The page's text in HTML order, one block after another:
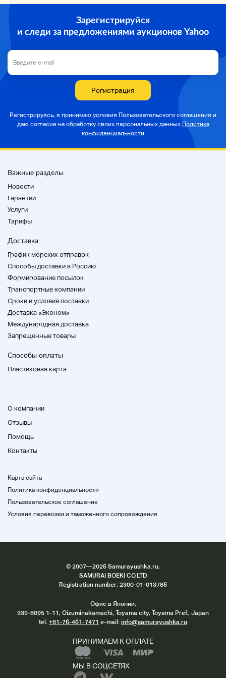
(Это продукт, который имеет чувство использования
из-за нормального использования и некоторые
царапины и грязь получаются)
хорошо, например, 角 и грязь.
C Этот продукт имеет чувство использования,
царапины, грязь, обесцвечивание и т. Д.
D Это продукт, который получен из царапин и грязи.
* Все объекты показаны на изображении.
Мы не эксперты, поэтому у нас нет подробных
* Повреждение здесь - порок, пятно, цвет, растяжка,
отличного представления.
Некоторые из используемых продуктов не могут быть
Все аксессуары показаны на изображении.
поводу нашей продукции, пожалуйста, свяжитесь с
нами.
Пожалуйста, используйте no-show или no-return.
*.ー дерево не включено.
отдельно. Пожалуйста, спрашивайте перед началом
пожалуйста, сделайте платеж в течение 3 дней с
Зарегистрируйся
и следи за предложениями аукционов Yahoo
Регистрация
Регистрируясь, я принимаю условия Пользовательского соглашения и
даю согласие на обработку своих персональных данных Политика
конфиденциальности
Важные разделы
Новости
Гарантии
Услуги
Тарифы
Доставка
График морских отправок
Способы доставки в Россию
Формирование посылок
Транспортные компании
Cроки и условия поставки
Доставка «Эконом»
Международная доставка
Запрещенные товары
Способы оплаты
Пластиковая карта
О компании
Отзывы
Помощь
Контакты
Карта сайта
Политика конфиденциальности
Пользовательское соглашение
Условия перевозки и таможенного сопровождения
© 2007—2026 Samurayushka.ru,
SAMURAI BOEKI CO.LTD
Registration number: 2300-01-013786
Офис в Японии:
939-8095 1-11, Oizuminakamachi, Toyama city, Toyama Pref., Japan
tel. +81-76-461-7471 e-mail: info@samurayushka.ru
ПРИНИМАЕМ К ОПЛАТЕ
МЫ В СОЦСЕТЯХ